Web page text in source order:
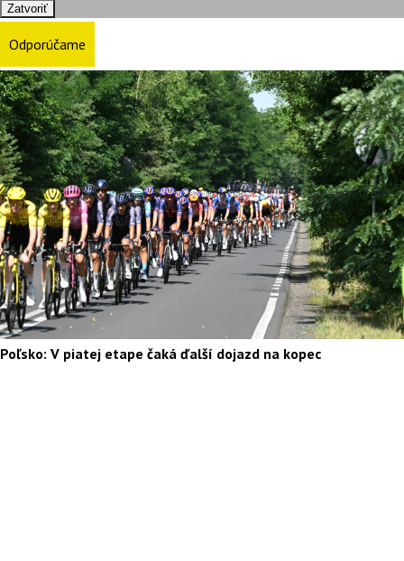
Zatvoriť
Odporúčame
Poľsko: V piatej etape čaká ďalší dojazd na kopec